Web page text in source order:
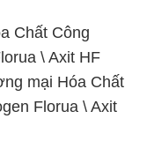
Chất Công
\ Axit HF
mại Hóa Chất
Florua \ Axit